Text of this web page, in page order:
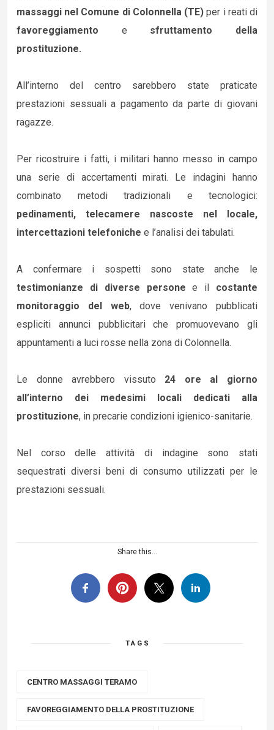
massaggi nel Comune di Colonnella (TE)per i reati di
favoreggiamento e sfruttamento della
prostituzione.
All’interno del centro sarebbero state praticate
prestazioni sessuali a pagamento da parte di giovani
ragazze.
Per ricostruire i fatti, i militari hanno messo in campo
una serie di accertamenti mirati. Le indagini hanno
combinato metodi tradizionali e tecnologici:
pedinamenti, telecamere nascoste nel locale,
intercettazioni telefoniche e l’analisi dei tabulati.
A confermare i sospetti sono state anche le
testimonianze di diverse personee il costante
monitoraggio del web, dove venivano pubblicati
espliciti annunci pubblicitari che promuovevano gli
appuntamenti a luci rosse nella zona di Colonnella.
Le donne avrebbero vissuto 24 ore al giorno
all’interno dei medesimi locali dedicati
alla
prostituzione, in precarie condizioni igienico-sanitarie.
Nel corso delle attività di indagine sono stati
sequestrati diversi beni di consumo utilizzati per le
prestazioni sessuali.
Share this...
TAGS
CENTRO MASSAGGI TERAMO
FAVOREGGIAMENTO DELLA PROSTITUZIONE